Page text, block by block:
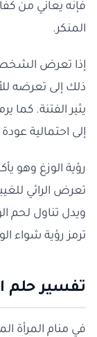
فإنه يعاني من
المنكر.
إذا تعرض
ذلك إلى تعرضه
يثير الفتنة. كما
إلى احتمالية
رؤية الوزغ وهو
تعرض الرائي
ويدل تناول لحم
ترمز رؤية شواء
تفسير حلم
في منام المرأة